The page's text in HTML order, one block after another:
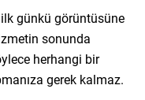
günkü görüntüsüne
sonunda
herhangi bir
gerek kalmaz.